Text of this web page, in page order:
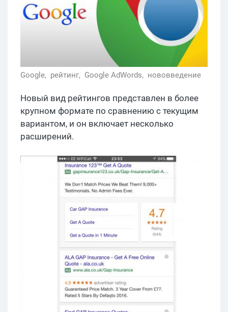
Google, рейтинг, Google AdWords, нововведение
Новый вид рейтингов представлен в более
крупном формате по сравнению с текущим
вариантом, и он включает несколько
расширений.